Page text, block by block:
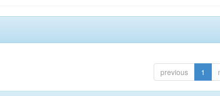
previous 1